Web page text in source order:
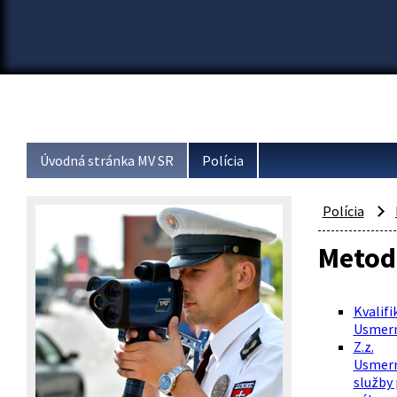
Úvodná stránka MV SR Polícia
Polícia
Z.z.
služby